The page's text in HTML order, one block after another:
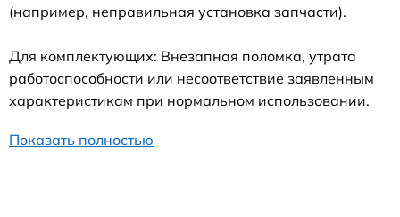
(например, неправильная установка запчасти).
Для комплектующих: Внезапная поломка, утрата
работоспособности или несоответствие заявленным
характеристикам при нормальном использовании.
Показать полностью